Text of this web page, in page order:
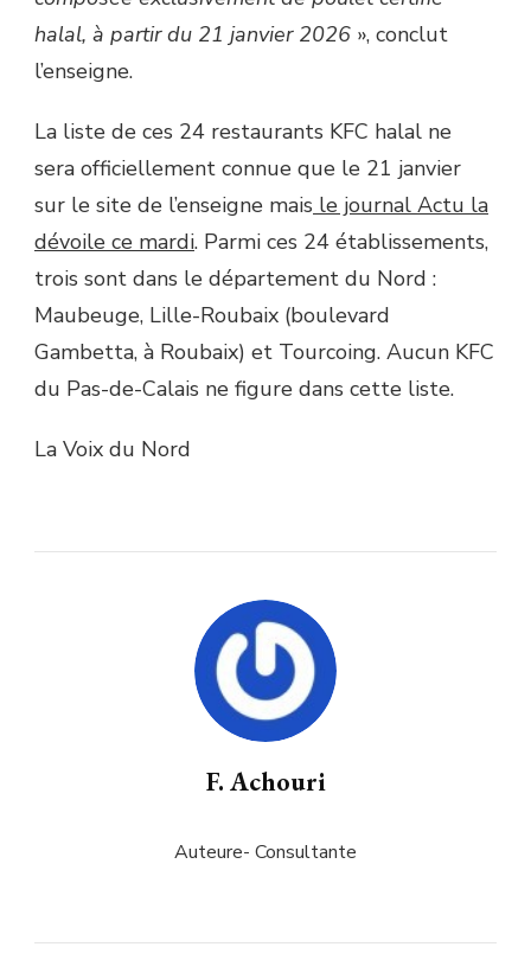
halal, à partir du 21 janvier 2026 », conclut
l’enseigne.
La liste de ces 24 restaurants KFC halal ne
sera officiellement connue que le 21 janvier
sur le site de l’enseigne mais le journal Actu la
dévoile ce mardi. Parmi ces 24 établissements,
trois sont dans le département du Nord :
Maubeuge, Lille-Roubaix (boulevard
Gambetta, à Roubaix) et Tourcoing. Aucun KFC
du Pas-de-Calais ne figure dans cette liste.
La Voix du Nord
F. Achouri
Auteure- Consultante